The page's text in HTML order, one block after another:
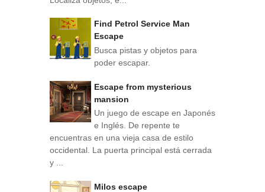
Find Petrol Service Man
Escape
Busca pistas y objetos para
poder escapar.
Escape from mysterious
mansion
Un juego de escape en Japonés
e Inglés. De repente te
encuentras en una vieja casa de estilo
occidental. La puerta principal está cerrada
y ...
Milos escape